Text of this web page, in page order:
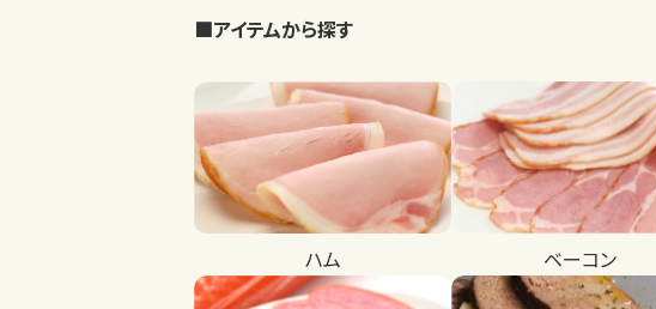
■アイテムから探す
ハム ベーコン